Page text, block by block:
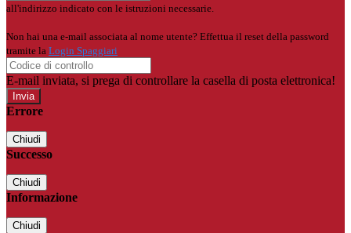
all'indirizzo indicato con le istruzioni necessarie.
Non hai una e-mail associata al nome utente? Effettua il reset della password
tramite la Login Spaggiari
E-mail inviata, si prega di controllare la casella di posta elettronica!
Errore
Chiudi
Successo
Chiudi
Informazione
Chiudi